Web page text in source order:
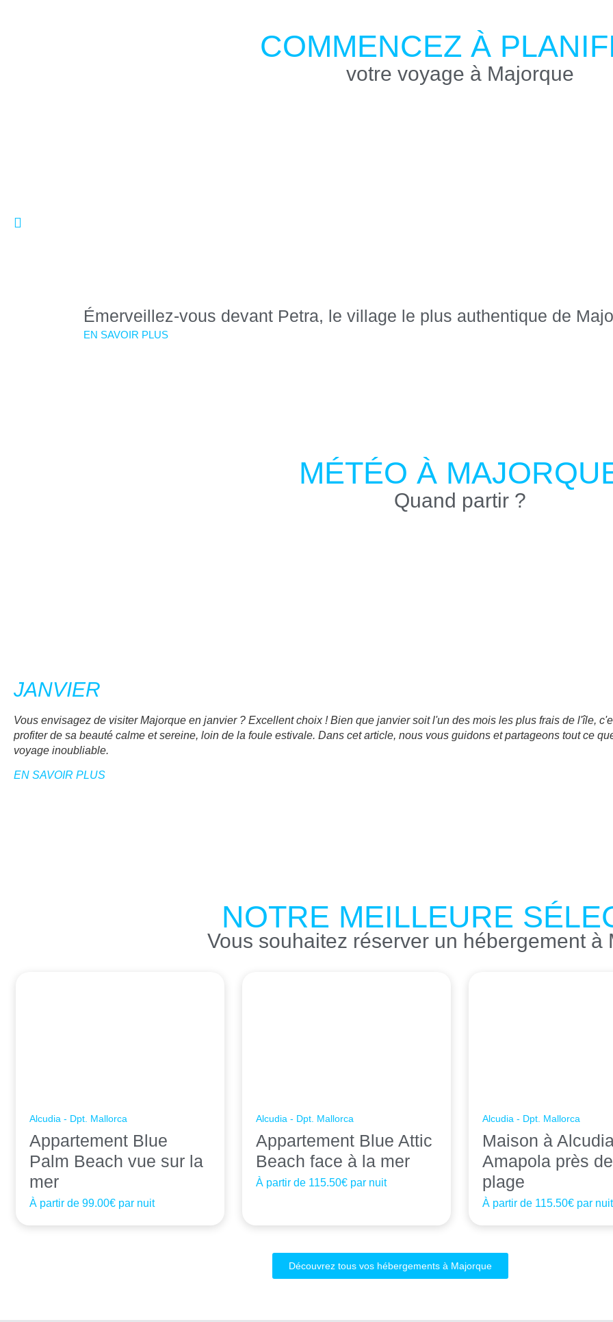
COMMENCEZ À
votre voyage à Majorque
Émerveillez-vous devant Petra, le village le plus authentique de
EN SAVOIR PLUS
MÉTÉO À
Quand partir ?
JANVIER
Vous envisagez de visiter Majorque en janvier ? Excellent choix ! Bien que janvier soit l'un des mois les plus frais de l'île,
profiter de sa beauté calme et sereine, loin de la foule estivale. Dans cet article, nous vous guidons et partageons tout ce
voyage inoubliable.
EN SAVOIR PLUS
NOTRE MEILLEURE
Vous souhaitez réserver un hébergement à
Alcudia - Dpt. Mallorca
Appartement Blue
Palm Beach vue sur la
mer
À partir de99.00€ par nuit
Alcudia - Dpt. Mallorca
Appartement Blue Attic
Beach face à la mer
À partir de 115.50€ par nuit
Alcudia - Dpt. Mallorca
Maison à
Amapola près
plage
À partir de 115.50€ par nuit
Découvrez tous vos hébergements à Majorque